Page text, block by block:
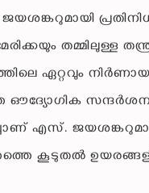
തമ്മിലുള്ള
ഏറ്റവും
ഔദ്യോഗിക
എസ്.
കൂടുതൽ